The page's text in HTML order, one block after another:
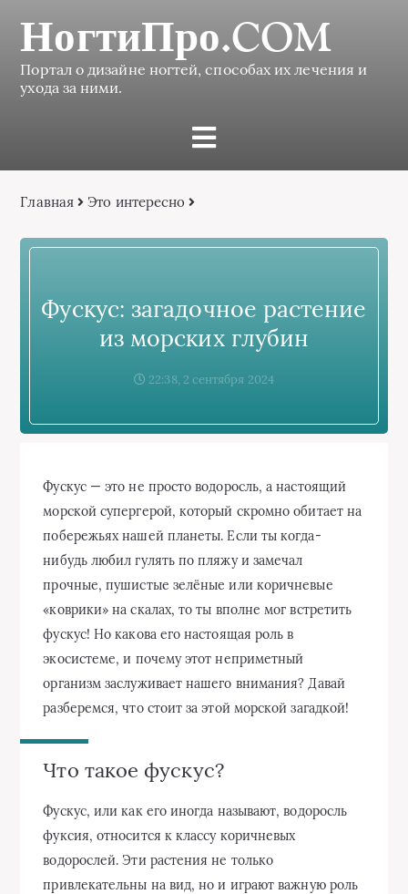
НогтиПро.COM
Портал о дизайне ногтей, способах их лечения и
ухода за ними.
Главная Это интересно
Фускус: загадочное растение
из морских глубин
22:38, 2 сентября 2024
Фускус — это не просто водоросль, а настоящий
морской супергерой, который скромно обитает на
побережьях нашей планеты. Если ты когда-
нибудь любил гулять по пляжу и замечал
прочные, пушистые зелёные или коричневые
«коврики» на скалах, то ты вполне мог встретить
фускус! Но какова его настоящая роль в
экосистеме, и почему этот неприметный
организм заслуживает нашего внимания? Давай
разберемся, что стоит за этой морской загадкой!
Что такое фускус?
Фускус, или как его иногда называют, водоросль
фуксия, относится к классу коричневых
водорослей. Эти растения не только
привлекательны на вид, но и играют важную роль